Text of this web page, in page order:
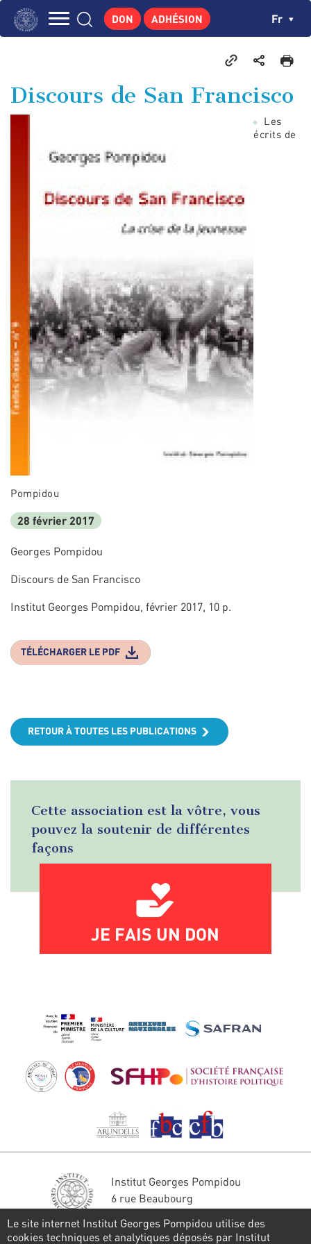
Aller
CENTRE DE RECHERCHES
ACTUALITÉS
DON ADHÉSION Fr
Discours de San Francisco
Les
écrits de
Pompidou
28 février 2017
Georges Pompidou
Discours de San Francisco
Institut Georges Pompidou, février 2017, 10 p.
TÉLÉCHARGER LE PDF
RETOUR À TOUTES LES PUBLICATIONS
Cette association est la vôtre, vous
pouvez la soutenir de différentes
façons
JE FAIS UN DON
Institut Georges Pompidou
6 rue Beaubourg
Tél. : 01 44 78 41 22
Panneau de gestion des cookies
Le site internet Institut Georges Pompidou utilise des
cookies techniques et analytiques déposés par Institut